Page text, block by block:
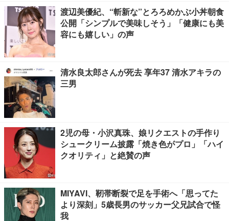
渡辺美優紀、“斬新な”とろろめかぶ小丼朝食
公開「シンプルで美味しそう」「健康にも美
容にも嬉しい」の声
清水良太郎さんが死去 享年37 清水アキラの
三男
2児の母・小沢真珠、娘リクエストの手作り
シュークリーム披露「焼き色がプロ」「ハイ
クオリティ」と絶賛の声
MIYAVI、靭帯断裂で足を手術へ「思ってた
より深刻」5歳長男のサッカー父兄試合で怪
我